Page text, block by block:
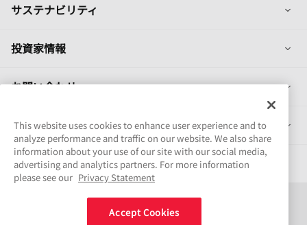
サステナビリティ 列
投資家情報 列
お問い合わせ 列
製品情報 列
採用情報
This website uses cookies to enhance user experience and to
analyze performance and traffic on our website. We also share
information about your use of our site with our social media,
advertising and analytics partners. For more information
please see our Privacy Statement
Accept Cookies